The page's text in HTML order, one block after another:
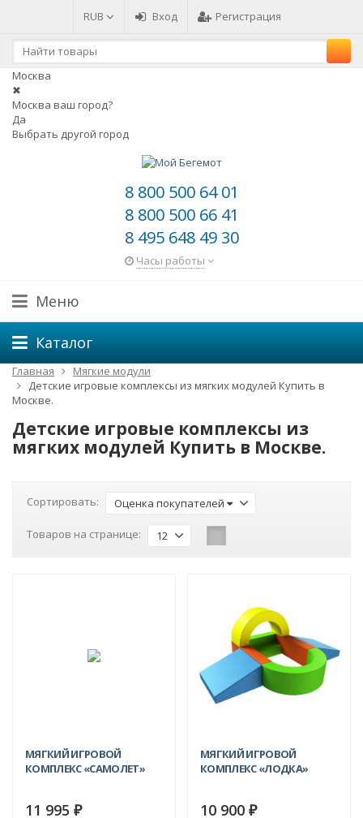
RUB Вход Регистрация
Москва
✖
Москва ваш город?
Да
Выбрать другой город
8 800 500 64 01
8 800 500 66 41
8 495 648 49 30
Часы работы
Меню
Каталог
Главная
Мягкие модули
Детские игровые комплексы из мягких модулей Купить в
Москве.
Детские игровые комплексы из
мягких модулей Купить в Москве.
Сортировать: Оценка покупателей
Товаров на странице: 12
МЯГКИЙ ИГРОВОЙ
КОМПЛЕКС «САМОЛЕТ»
11 995 ₽
МЯГКИЙ ИГРОВОЙ
КОМПЛЕКС «ЛОДКА»
10 900 ₽